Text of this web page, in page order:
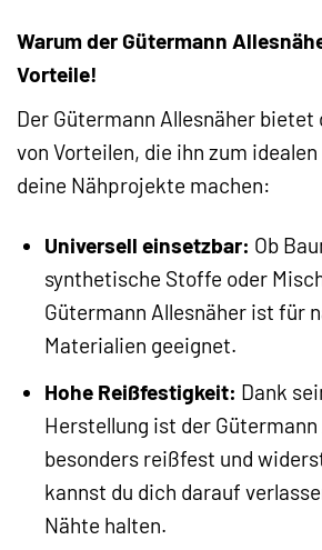
Warum der Gütermann
Vorteile!
Der Gütermann Allesnäher bietet
von Vorteilen, die ihn zum
deine Nähprojekte machen:
Universell einsetzbar: Ob
synthetische Stoffe oder
Gütermann Allesnäher ist für
Materialien geeignet.
Hohe Reißfestigkeit: Dank
Herstellung ist der
besonders reißfest und
kannst du dich darauf
Nähte halten.